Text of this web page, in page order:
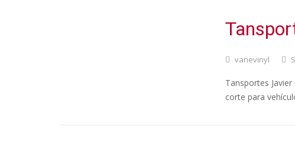
vanevinyl
Tansportes
corte para